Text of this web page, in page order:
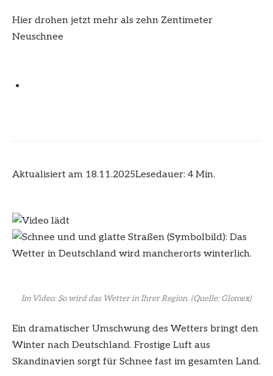
Hier drohen jetzt mehr als zehn Zentimeter
Neuschnee
Aktualisiert am 18.11.2025Lesedauer: 4 Min.
Im Video: So wird das Wetter in Ihrer Region. (Quelle: Glomex)
Ein dramatischer Umschwung des Wetters bringt den
Winter nach Deutschland. Frostige Luft aus
Skandinavien sorgt für Schnee fast im gesamten Land.